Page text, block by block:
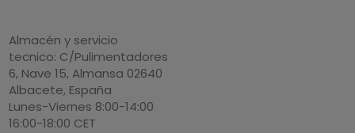
Almacén y servicio
tecnico: C/Pulimentadores
6, Nave 15, Almansa 02640
Albacete, España
Lunes-Viernes 8:00-14:00
16:00-18:00 CET